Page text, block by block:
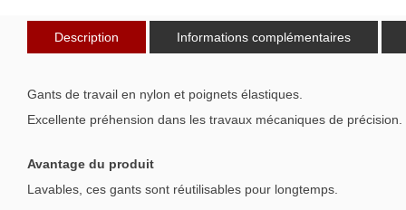
Description Informations complémentaires
Gants de travail en nylon et poignets élastiques.
Excellente préhension dans les travaux mécaniques de précision.
Avantage du produit
Lavables, ces gants sont réutilisables pour longtemps.